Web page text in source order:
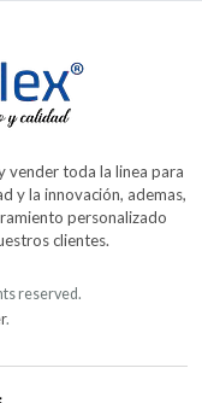
vender toda la linea para
y la innovación, ademas,
personalizado
clientes.
reserved.
.